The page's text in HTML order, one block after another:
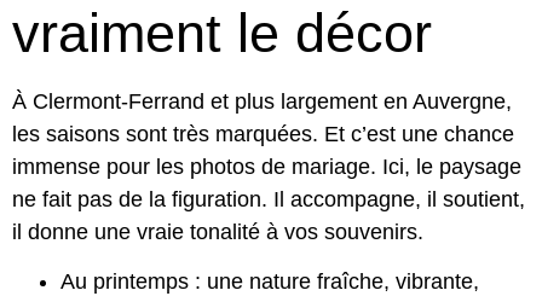
vraiment le décor
À Clermont-Ferrand et plus largement en Auvergne,
les saisons sont très marquées. Et c’est une chance
immense pour les photos de mariage. Ici, le paysage
ne fait pas de la figuration. Il accompagne, il soutient,
il donne une vraie tonalité à vos souvenirs.
Au printemps : une nature fraîche, vibrante,